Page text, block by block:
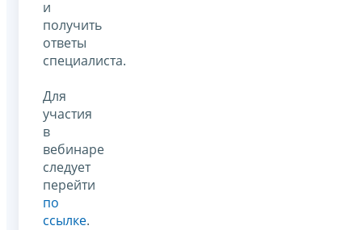
и
получить
ответы
специалиста.
Для
участия
в
вебинаре
следует
перейти
по
ссылке.